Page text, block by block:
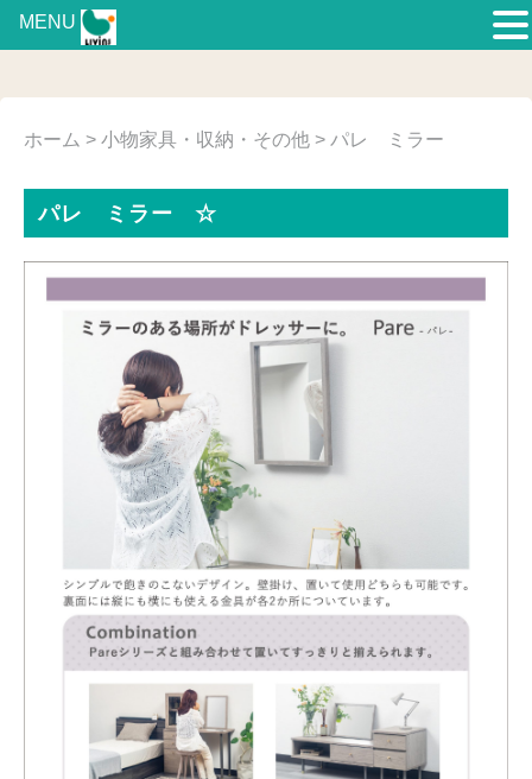
ホーム > 小物家具・収納・その他 > パレ ミラー
パレ ミラー ☆
MENU